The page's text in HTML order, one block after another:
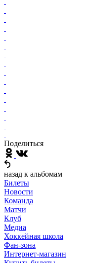
Поделиться
назад к альбомам
Билеты
Новости
Команда
Матчи
Клуб
Медиа
Хоккейная школа
Фан-зона
Интернет-магазин